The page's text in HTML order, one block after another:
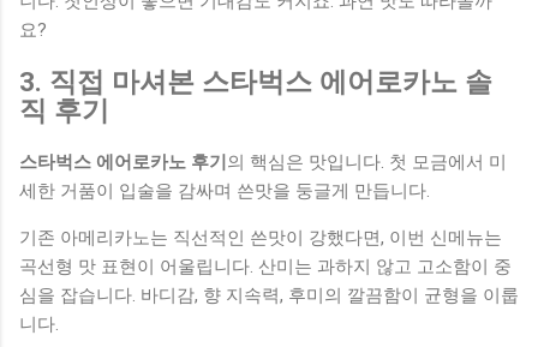
요?
3. 직접 마셔본 스타벅스 에어로카노 솔
직 후기
스타벅스 에어로카노 후기 의 핵심은 맛입니다. 첫 모금에서 미
세한 거품이 입술을 감싸며 쓴맛을 둥글게 만듭니다.
기존 아메리카노는 직선적인 쓴맛이 강했다면, 이번 신메뉴는
곡선형 맛 표현이 어울립니다. 산미는 과하지 않고 고소함이 중
심을 잡습니다. 바디감, 향 지속력, 후미의 깔끔함이 균형을 이룹
니다.